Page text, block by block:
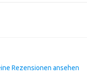
Rezensionen ansehen